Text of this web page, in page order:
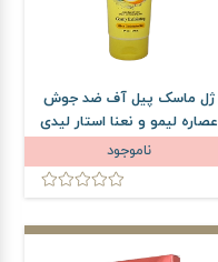
ژل ماسک پیل آف ضد جوش
عصاره لیمو و نعنا استار لیدی
ناموجود